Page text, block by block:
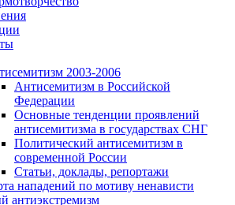
2003-2006
Антисемитизм в Российской
Федерации
Основные тенденции проявлений
антисемитизма в государствах СНГ
Политический антисемитизм в
современной России
Статьи, доклады, репортажи
нападений по мотиву ненависти
антиэкстремизм